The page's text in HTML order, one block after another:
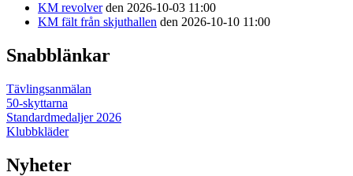
KM revolverden 2026-10-03 11:00
KM fält från skjuthallen den 2026-10-10 11:00
Snabblänkar
Tävlingsanmälan
50-skyttarna
Standardmedaljer 2026
Klubbkläder
Nyheter